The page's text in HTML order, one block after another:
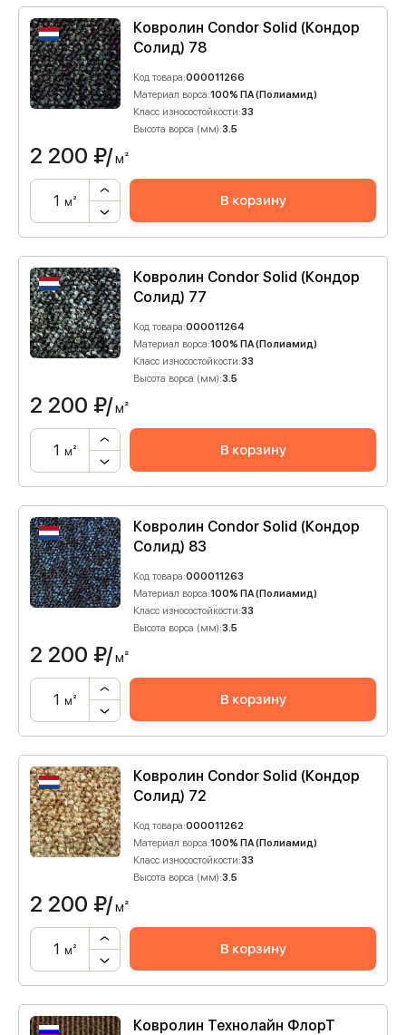
Ковролин Condor Solid (Кондор
Солид) 78
Код товара:000011266
Материал ворса:100% ПА (Полиамид)
Класс износостойкости:33
Высота ворса (мм):3.5
2 200 ₽/м²
м² В корзину
Ковролин Condor Solid (Кондор
Солид) 77
Код товара:000011264
Материал ворса:100% ПА (Полиамид)
Класс износостойкости:33
Высота ворса (мм):3.5
2 200 ₽/м²
м² В корзину
Ковролин Condor Solid (Кондор
Солид) 83
Код товара:000011263
Материал ворса:100% ПА (Полиамид)
Класс износостойкости:33
Высота ворса (мм):3.5
2 200 ₽/м²
м² В корзину
Ковролин Condor Solid (Кондор
Солид) 72
Код товара:000011262
Материал ворса:100% ПА (Полиамид)
Класс износостойкости:33
Высота ворса (мм):3.5
2 200 ₽/м²
м² В корзину
Ковролин Технолайн ФлорТ